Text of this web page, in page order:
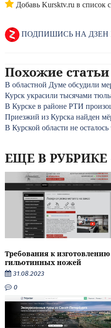
Добавь Kursktv.ru в список
ПОДПИШИСЬ НА
Похожие статьи
В областной Думе обсудили
Курск украсили тысячами
В Курске в районе РТИ
Приезжий из Курска найден
В Курской области не
ЕЩЕ В РУБРИКЕ
Требования к изготовлению
гильотинных ножей
31.08.2023
0